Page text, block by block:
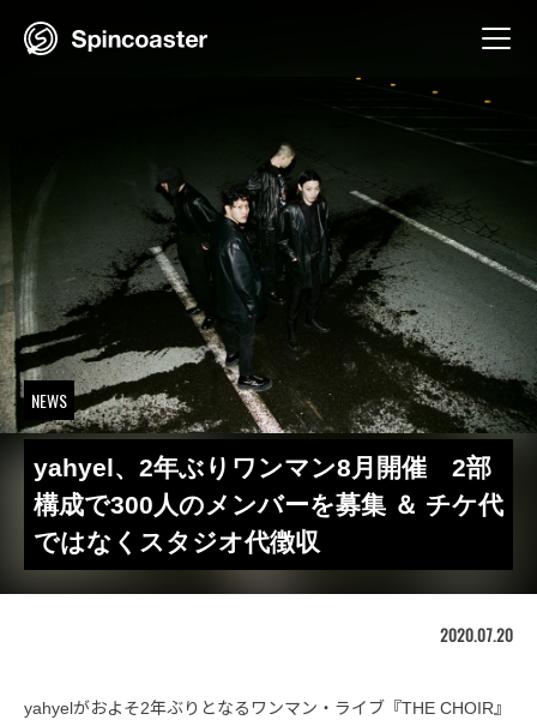
NEWS
yahyel、2年ぶりワンマン8月開催 2部
構成で300人のメンバーを募集 ＆ チケ代
ではなくスタジオ代徴収
2020.07.20
yahyelがおよそ2年ぶりとなるワンマン・ライブ『THE CHOIR』